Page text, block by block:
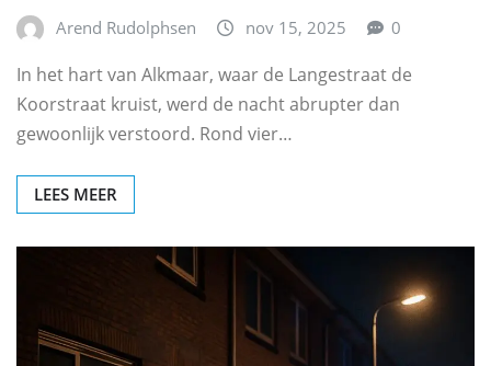
Arend Rudolphsen nov 15, 2025 0
In het hart van Alkmaar, waar de Langestraat de
Koorstraat kruist, werd de nacht abrupter dan
gewoonlijk verstoord. Rond vier…
LEES MEER